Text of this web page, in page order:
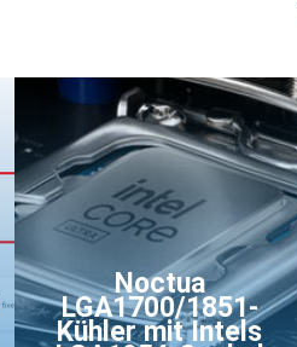
Noctua
LGA1700/1851-
Kühler mit Intels